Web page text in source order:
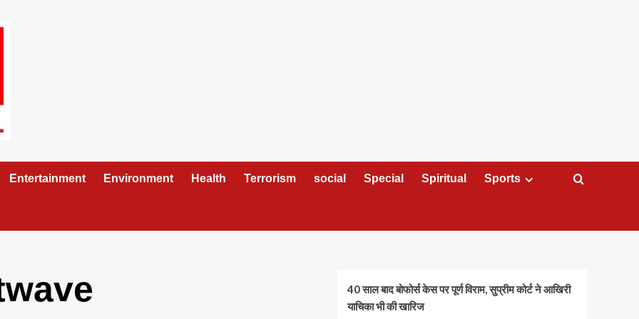
Entertainment Environment Health Terrorism social Special Spiritual Sports
40 साल बाद बोफोर्स केस पर पूर्ण विराम, सुप्रीम कोर्ट ने आखिरी
याचिका भी की खारिज